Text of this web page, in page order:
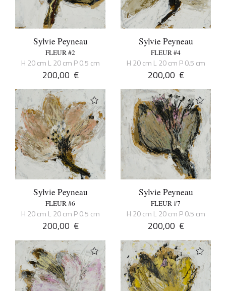
Sylvie Peyneau
FLEUR #2
H 20 cm L 20 cm P 0.5 cm
200,00 €
Sylvie Peyneau
FLEUR #4
H 20 cm L 20 cm P 0.5 cm
200,00 €
Sylvie Peyneau
FLEUR #6
H 20 cm L 20 cm P 0.5 cm
200,00 €
Sylvie Peyneau
FLEUR #7
H 20 cm L 20 cm P 0.5 cm
200,00 €